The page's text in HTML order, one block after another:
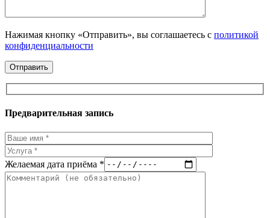
Нажимая кнопку «Отправить», вы соглашаетесь с политикой
конфиденциальности
Предварительная запись
Желаемая дата приёма *